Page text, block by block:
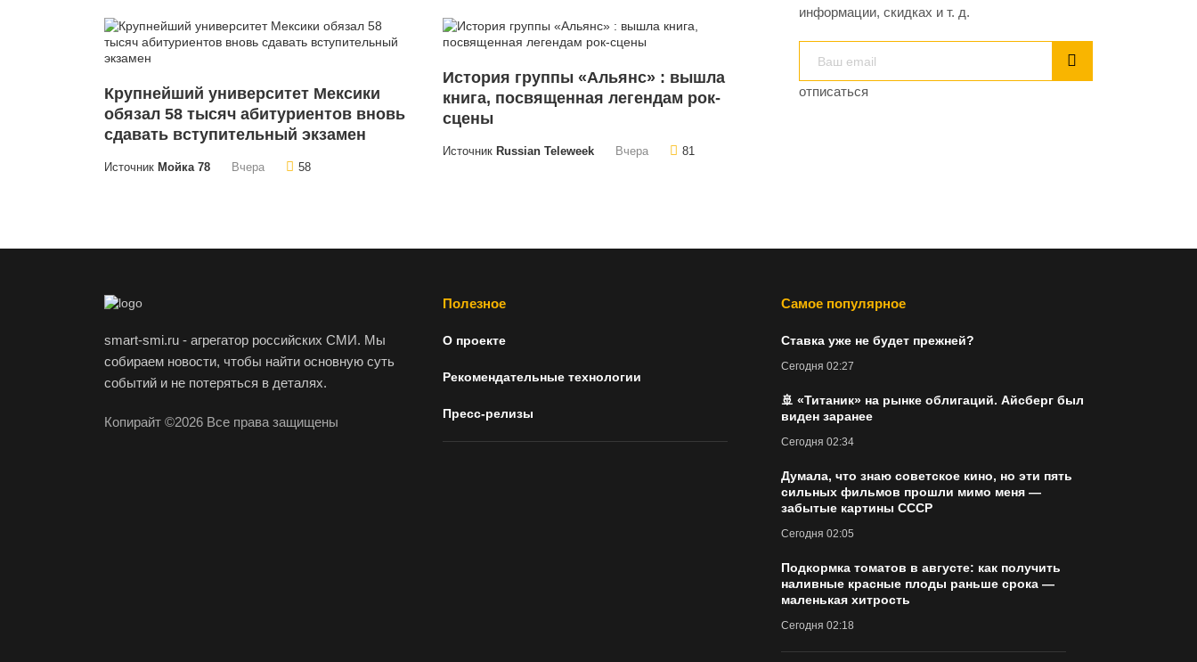
Крупнейший университет Мексики
обязал 58 тысяч абитуриентов вновь
сдавать вступительный экзамен
Источник Мойка 78 Вчера 58
История группы «Альянс» : вышла
книга, посвященная легендам рок-
сцены
Источник Russian Teleweek Вчера 81
информации, скидках и т. д.
отписаться
smart-smi.ru - агрегатор российских СМИ. Мы
собираем новости, чтобы найти основную суть
событий и не потеряться в деталях.
Копирайт ©2026 Все права защищены
Полезное
О проекте
Рекомендательные технологии
Пресс-релизы
Самое популярное
Ставка уже не будет прежней?
Сегодня 02:27
🚢 «Титаник» на рынке облигаций. Айсберг был
виден заранее
Сегодня 02:34
Думала, что знаю советское кино, но эти пять
сильных фильмов прошли мимо меня —
забытые картины СССР
Сегодня 02:05
Подкормка томатов в августе: как получить
наливные красные плоды раньше срока —
маленькая хитрость
Сегодня 02:18